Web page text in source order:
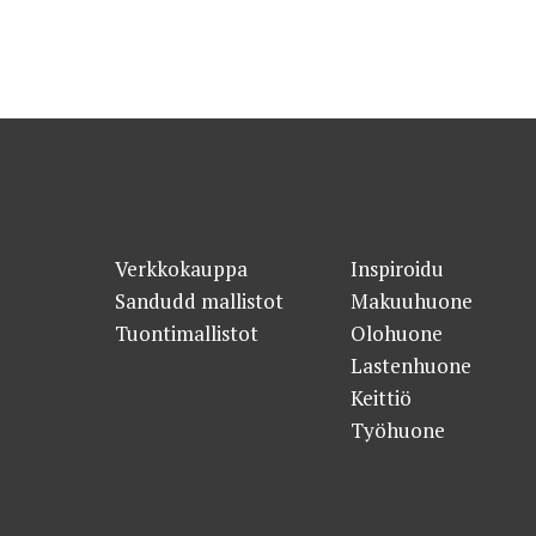
Verkkokauppa
Sandudd mallistot
Tuontimallistot
Inspiroidu
Makuuhuone
Olohuone
Lastenhuone
Keittiö
Työhuone